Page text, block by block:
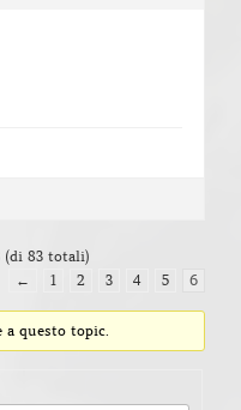
(di 83 totali)
←
1 2 3 4 5 6
a questo topic.